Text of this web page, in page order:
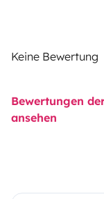
Keine Bewertung
Bewertungen
ansehen